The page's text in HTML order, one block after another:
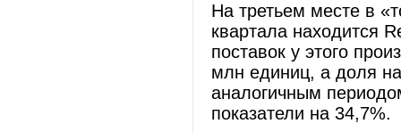
На третьем месте в
квартала находится
поставок у этого
млн единиц, а доля
аналогичным
показатели на 34,7%.